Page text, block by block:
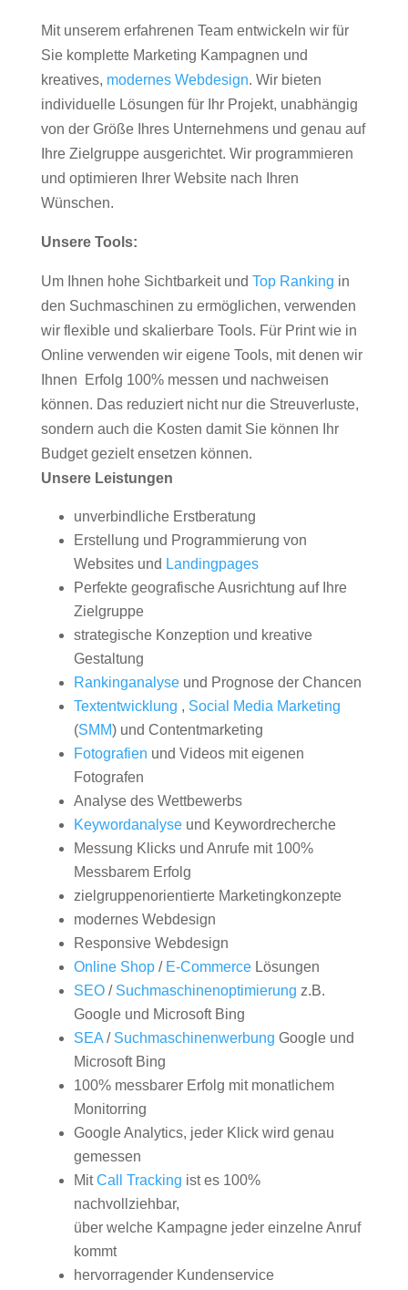
Mit unserem erfahrenen Team entwickeln wir für
Sie komplette Marketing Kampagnen und
kreatives, modernes Webdesign. Wir bieten
individuelle Lösungen für Ihr Projekt, unabhängig
von der Größe Ihres Unternehmens und genau auf
Ihre Zielgruppe ausgerichtet. Wir programmieren
und optimieren Ihrer Website nach Ihren
Wünschen.
Unsere Tools:
Um Ihnen hohe Sichtbarkeit und Top Ranking in
den Suchmaschinen zu ermöglichen, verwenden
wir flexible und skalierbare Tools. Für Print wie in
Online verwenden wir eigene Tools, mit denen wir
Ihnen Erfolg 100% messen und nachweisen
können. Das reduziert nicht nur die Streuverluste,
sondern auch die Kosten damit Sie können Ihr
Budget gezielt ensetzen können.
Unsere Leistungen
unverbindliche Erstberatung
Erstellung und Programmierung von
Websites und Landingpages
Perfekte geografische Ausrichtung auf Ihre
Zielgruppe
strategische Konzeption und kreative
Gestaltung
Rankinganalyseund Prognose der Chancen
Textentwicklung , Social Media Marketing
(SMM) und Contentmarketing
Fotografien und Videos mit eigenen
Fotografen
Analyse des Wettbewerbs
Keywordanalyseund Keywordrecherche
Messung Klicks und Anrufe mit 100%
Messbarem Erfolg
zielgruppenorientierte Marketingkonzepte
modernes Webdesign
Responsive Webdesign
Online Shop/ E-CommerceLösungen
SEO/ Suchmaschinenoptimierung z.B.
Google und Microsoft Bing
SEA/ Suchmaschinenwerbung Google und
Microsoft Bing
100% messbarer Erfolg mit monatlichem
Monitorring
Google Analytics, jeder Klick wird genau
gemessen
MitCall Tracking ist es 100%
nachvollziehbar,
über welche Kampagne jeder einzelne Anruf
kommt
hervorragender Kundenservice